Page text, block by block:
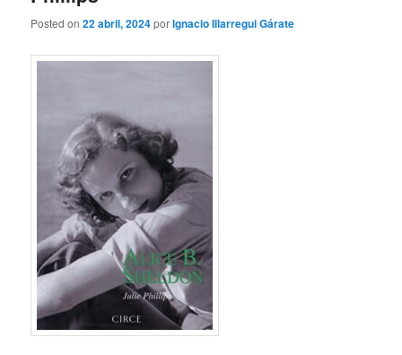
Posted on22 abril, 2024porIgnacio Illarregui Gárate